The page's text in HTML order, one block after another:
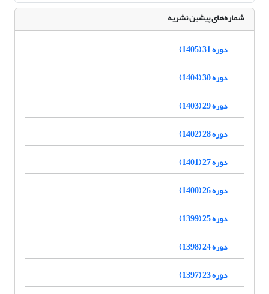
شماره‌های پیشین نشریه
دوره 31 (1405)
دوره 30 (1404)
دوره 29 (1403)
دوره 28 (1402)
دوره 27 (1401)
دوره 26 (1400)
دوره 25 (1399)
دوره 24 (1398)
دوره 23 (1397)